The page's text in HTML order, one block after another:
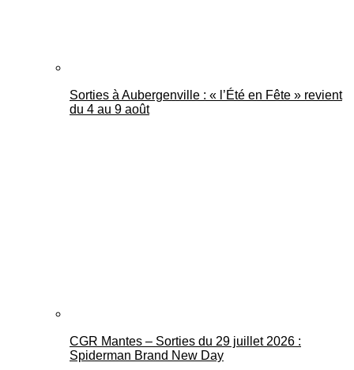
Sorties à Aubergenville : « l’Été en Fête » revient
du 4 au 9 août
CGR Mantes – Sorties du 29 juillet 2026 :
Spiderman Brand New Day